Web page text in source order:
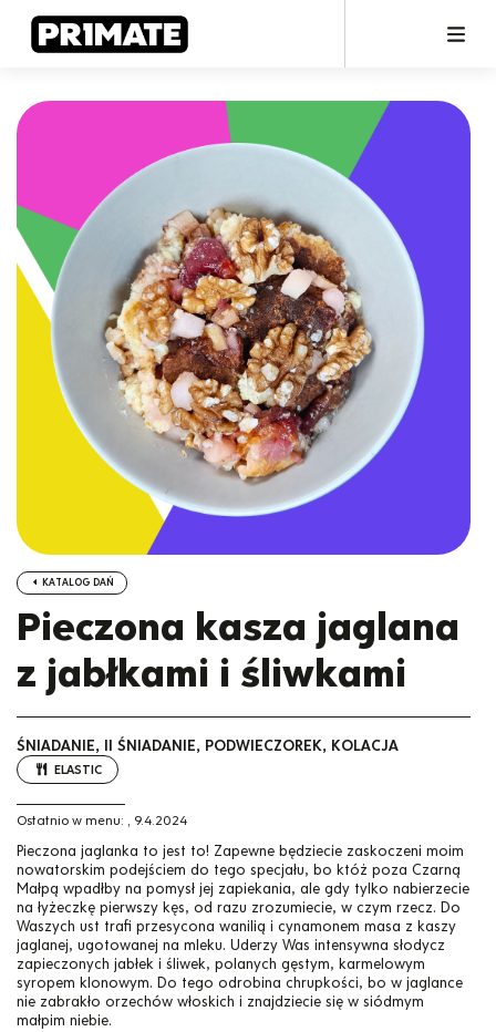
KATALOG DAŃ
Pieczona kasza jaglana
z jabłkami i śliwkami
ŚNIADANIE, II ŚNIADANIE, PODWIECZOREK, KOLACJA
ELASTIC
Ostatnio w menu: , 9.4.2024
Pieczona jaglanka to jest to! Zapewne będziecie zaskoczeni moim
nowatorskim podejściem do tego specjału, bo któż poza Czarną
Małpą wpadłby na pomysł jej zapiekania, ale gdy tylko nabierzecie
na łyżeczkę pierwszy kęs, od razu zrozumiecie, w czym rzecz. Do
Waszych ust trafi przesycona wanilią i cynamonem masa z kaszy
jaglanej, ugotowanej na mleku. Uderzy Was intensywna słodycz
zapieczonych jabłek i śliwek, polanych gęstym, karmelowym
syropem klonowym. Do tego odrobina chrupkości, bo w jaglance
nie zabrakło orzechów włoskich i znajdziecie się w siódmym
małpim niebie.